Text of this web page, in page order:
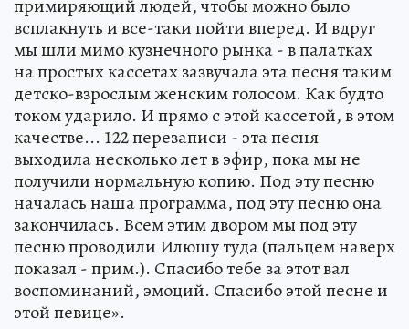
примиряющий людей, чтобы можно было
всплакнуть и все-таки пойти вперед. И вдруг
мы шли мимо кузнечного рынка - в палатках
на простых кассетах зазвучала эта песня таким
детско-взрослым женским голосом. Как будто
током ударило. И прямо с этой кассетой, в этом
качестве... 122 перезаписи - эта песня
выходила несколько лет в эфир, пока мы не
получили нормальную копию. Под эту песню
началась наша программа, под эту песню она
закончилась. Всем этим двором мы под эту
песню проводили Илюшу туда (пальцем наверх
показал - прим.). Спасибо тебе за этот вал
воспоминаний, эмоций. Спасибо этой песне и
этой певице».